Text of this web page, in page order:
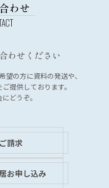
わせ
わせください
望の方に資料の発送や、
ご提供しております。
どうぞ。
請求
お申し込み